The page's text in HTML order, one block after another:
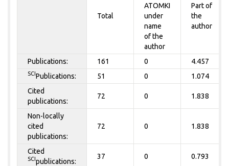
Total
ATOMKI
under
name
of the
author
Part of
the
author
Publications: 161 0 4.457
SCI Publications: 51 0
1.074
Cited
publications:
72 0 1.838
Non-locally
cited
publications:
72 0 1.838
Cited
SCI publications:
37 0 0.793